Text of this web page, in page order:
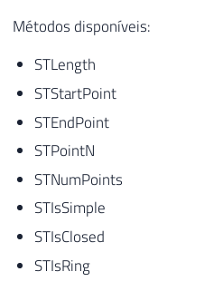
Métodos disponíveis:
STLength
STStartPoint
STEndPoint
STPointN
STNumPoints
STIsSimple
STIsClosed
STIsRing